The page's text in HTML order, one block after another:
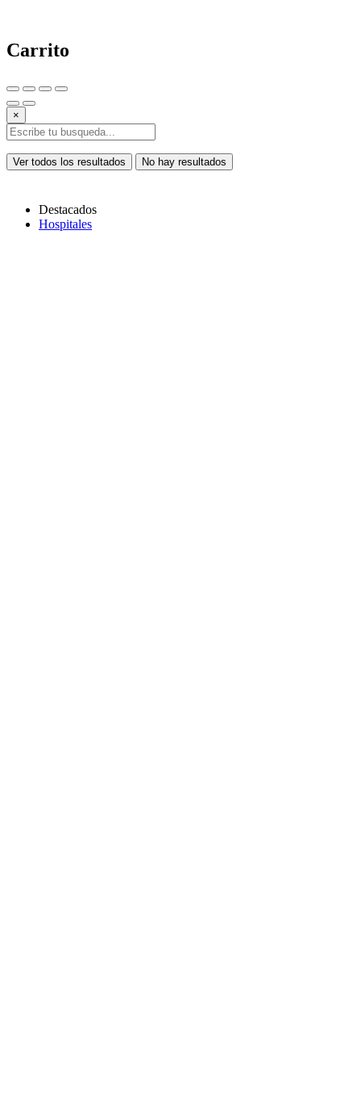
Carrito
×
Ver todos los resultados No hay resultados
Destacados
Hospitales